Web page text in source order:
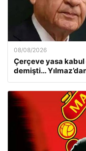
08/08/2026
Çerçeve yasa kabul
demişti…